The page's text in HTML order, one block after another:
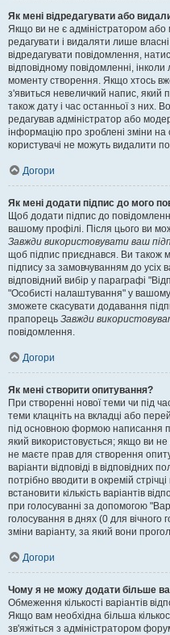
Як мені відредагувати або
Якщо ви не є адміністратором
редагувати і видаляти лише
відредагувати повідомлення,
відповідному повідомленні,
моменту створення. Якщо хтось
з'явиться невеличкий напис, який
також дату і час останньої з них.
редагував адміністратор або
інформацію про зроблені зміни на
користувачі не можуть видалити
Догори
Як мені додати підпис до мого
Щоб додати підпис до
вашому профілі. Після цього ви
Завжди використовувати ваш
щоб підпис приєднався. Ви також
підпису за замовчуванням до
відповідний вибір у параграфі
"Особисті налаштування" у
зможете скасувати додавання
прапорець Завжди
повідомлення.
Догори
Як мені створити опитування?
При створенні нової теми чи під
теми клацніть на вкладці або
під основною формою написання
який використовується; якщо ви
не маєте прав для створення
варіанти відповіді в відповідних
потрібно вводити в окремій
встановити кількість варіантів
при голосуванні за допомогою
голосування в днях (0 для вічного
зміни варіанту, за який вони
Догори
Чому я не можу додати більше
Обмеження кількості варіантів
Якщо вам необхідна більша
зв'яжіться з адміністратором